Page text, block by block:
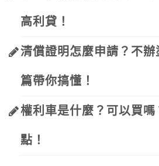
高利貸！
清償證明怎麼申請？不
篇帶你搞懂！
權利車是什麼？可以買
點！